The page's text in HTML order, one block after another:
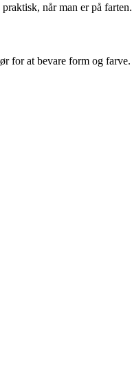
når man er på farten.
for at bevare form og farve.